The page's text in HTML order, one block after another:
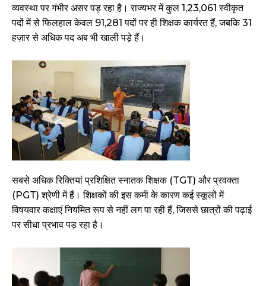
व्यवस्था पर गंभीर असर पड़ रहा है। राज्यभर में कुल 1,23,061 स्वीकृत
पदों में से फिलहाल केवल 91,281 पदों पर ही शिक्षक कार्यरत हैं, जबकि 31
हज़ार से अधिक पद अब भी खाली पड़े हैं।
सबसे अधिक रिक्तियां प्रशिक्षित स्नातक शिक्षक (TGT) और प्रवक्ता
(PGT) श्रेणी में हैं। शिक्षकों की इस कमी के कारण कई स्कूलों में
विषयवार कक्षाएं नियमित रूप से नहीं लग पा रही हैं, जिससे छात्रों की पढ़ाई
पर सीधा प्रभाव पड़ रहा है।